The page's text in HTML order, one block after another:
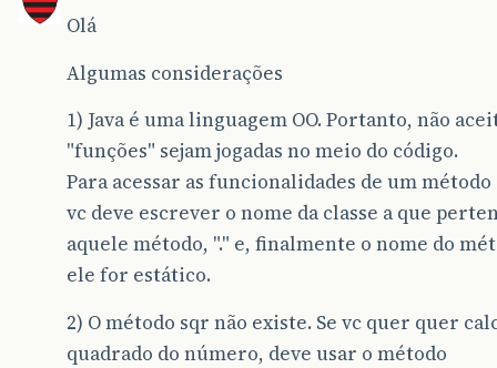
Olá
Algumas considerações
1) Java é uma linguagem OO. Portanto, não
"funções" sejam jogadas no meio do código.
Para acessar as funcionalidades de um método
vc deve escrever o nome da classe a que
aquele método, "." e, finalmente o nome do
ele for estático.
2) O método sqr não existe. Se vc quer quer
quadrado do número, deve usar o método